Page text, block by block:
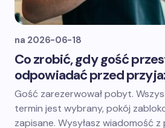
na 2026-06-18
Co zrobić, gdy gość
odpowiadać przed
Gość zarezerwował pobyt.
termin jest wybrany, pokój
zapisane. Wysyłasz wiadomość